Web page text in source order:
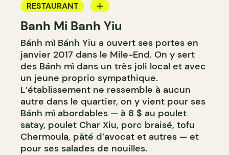
RESTAURANT
ÉPICERIE / DEP
COMPTOIR
Banh Mi Banh Yiu
Bánh mì Bánh Yiu a ouvert ses portes en
janvier 2017 dans le Mile-End. On y sert
des Bánh mì dans un très joli local et avec
un jeune proprio sympathique.
L’établissement ne ressemble à aucun
autre dans le quartier, on y vient pour ses
Bánh mì abordables — à 8 $ au poulet
satay, poulet Char Xiu, porc braisé, tofu
Chermoula, pâté d’avocat et autres — et
pour ses salades de nouilles.